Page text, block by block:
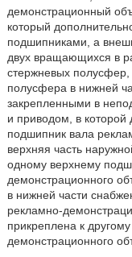
демонстрационный
который
подшипниками, а
двух вращающихся в
стержневых
полусфера в нижней
закрепленными в
и приводом, в которой
подшипник вала
верхняя часть
одному верхнему
демонстрационного
в нижней части
рекламно-
прикреплена к
демонстрационного